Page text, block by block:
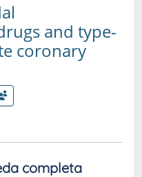
and type-
coronary
completa